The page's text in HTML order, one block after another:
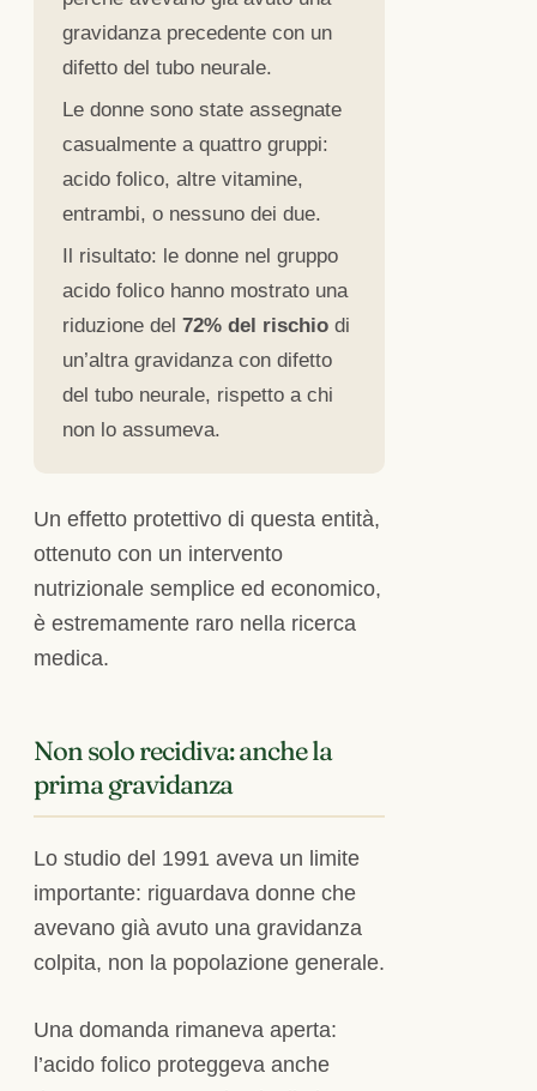
gravidanza precedente con un
difetto del tubo neurale.
Le donne sono state assegnate
casualmente a quattro gruppi:
acido folico, altre vitamine,
entrambi, o nessuno dei due.
Il risultato: le donne nel gruppo
acido folico hanno mostrato una
riduzione del 72% del rischio di
un’altra gravidanza con difetto
del tubo neurale, rispetto a chi
non lo assumeva.
Un effetto protettivo di questa entità,
ottenuto con un intervento
nutrizionale semplice ed economico,
è estremamente raro nella ricerca
medica.
Non solo recidiva: anche la
prima gravidanza
Lo studio del 1991 aveva un limite
importante: riguardava donne che
avevano già avuto una gravidanza
colpita, non la popolazione generale.
Una domanda rimaneva aperta:
l’acido folico proteggeva anche